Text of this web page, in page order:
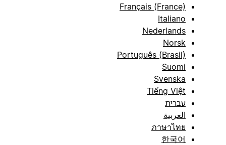
Français (France)
Italiano
Nederlands
Norsk
Português (Brasil)
Suomi
Svenska
Tiếng Việt
עברית
العربية
ภาษาไทย
한국어